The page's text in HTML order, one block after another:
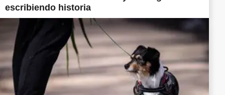
escribiendo historia